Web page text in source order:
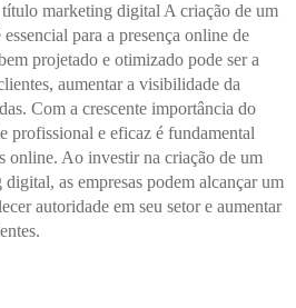
marketing digital A criação de um
para a presença online de
projetado e otimizado pode ser a
aumentar a visibilidade da
Com a crescente importância do
profissional e eficaz é fundamental
online. Ao investir na criação de um
as empresas podem alcançar um
autoridade em seu setor e aumentar